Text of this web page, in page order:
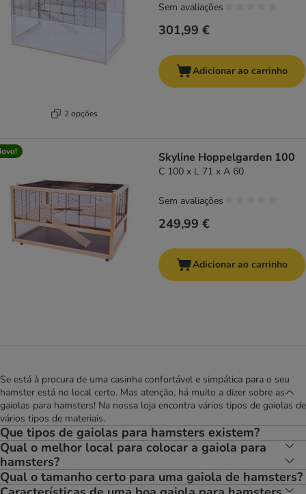
2 opções
301,99 €
Sem avaliações
Adicionar ao carrinho
Skyline Hoppelgarden 100
C 100 x L 71 x A 60
249,99 €
Sem avaliações
Adicionar ao carrinho
Se está à procura de uma casinha confortável e simpática para o seu
hamster está no local certo. Mas atenção, há muito a dizer sobre as
gaiolas para hamsters! Na nossa loja encontra vários tipos de gaiolas de
vários tipos de materiais.
Que tipos de gaiolas para hamsters existem?
Qual o melhor local para colocar a gaiola para
hamsters?
Qual o tamanho certo para uma gaiola de hamsters?